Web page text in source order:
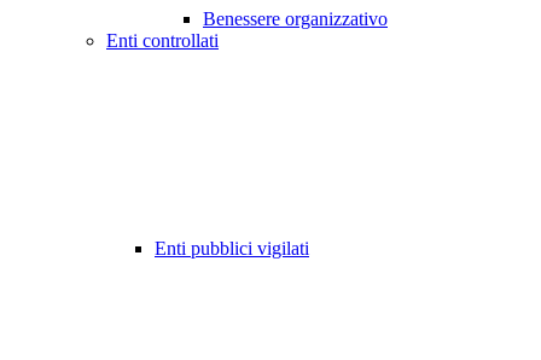
Benessere organizzativo
Enti controllati
Enti pubblici vigilati